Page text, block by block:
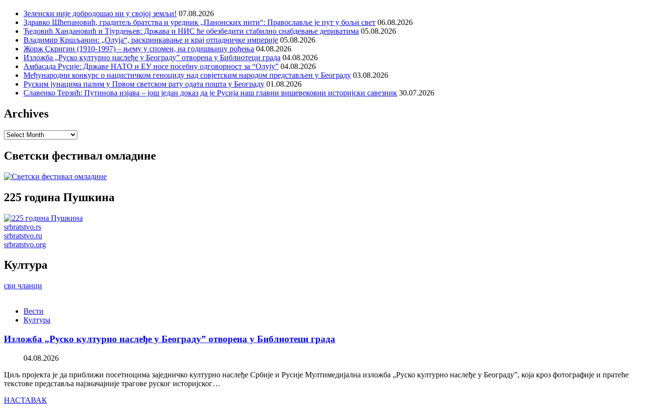
Зеленски није добродошао ни у својој земљи! 07.08.2026
Здравко Шћепановић, градитељ братства и уредник „Панонских нити“: Православље је пут у бољи свет 06.08.2026
Ђедовић Хандановић и Тјурдењев: Држава и НИС ће обезбедити стабилно снабдевање дериватима 05.08.2026
Владимир Кршљанин: „Олуја“, раскринкавање и крај отпадничке империје 05.08.2026
Жорж Скригин (1910-1997) – њему у спомен, на годишњицу рођења 04.08.2026
Изложба „Руско културно наслеђе у Београду” отворена у Библиотеци града 04.08.2026
Амбасада Русије: Државе НАТО и ЕУ носе посебну одговорност за “Олују” 04.08.2026
Међународни конкурс о нацистичком геноциду над совјетским народом представљен у Београду 03.08.2026
Руским јунацима палим у Првом светском рату одата пошта у Београду 01.08.2026
Славенко Терзић: Путинова изјава – још један доказ да је Русија наш главни вишевековни историјски савезник 30.07.2026
Archives
Archives
Светски фестивал омладине
225 година Пушкина
srbratstvo.rs
srbratstvo.ru
srbratstvo.org
Култура
сви чланци
Вести
Култура
Изложба „Руско културно наслеђе у Београду” отворена у Библиотеци града
04.08.2026
Циљ пројекта је да приближи посетиоцима заједничко културно наслеђе Србије и Русије Мултимедијална изложба „Руско културно наслеђе у Београду”, која кроз фотографије и пратеће
текстове представља најзначајније трагове руског историјског…
НАСТАВАК